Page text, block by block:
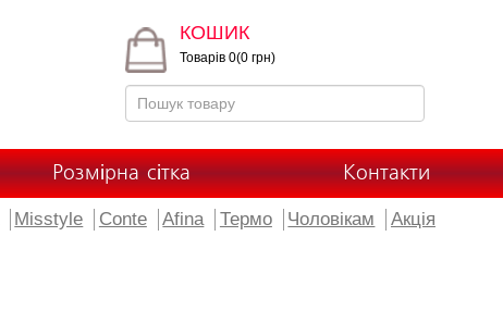
КОШИК
Товарів 0(0 грн)
Розмірна сітка Контакти
Misstyle Conte Afina Термо Чоловікам Акція